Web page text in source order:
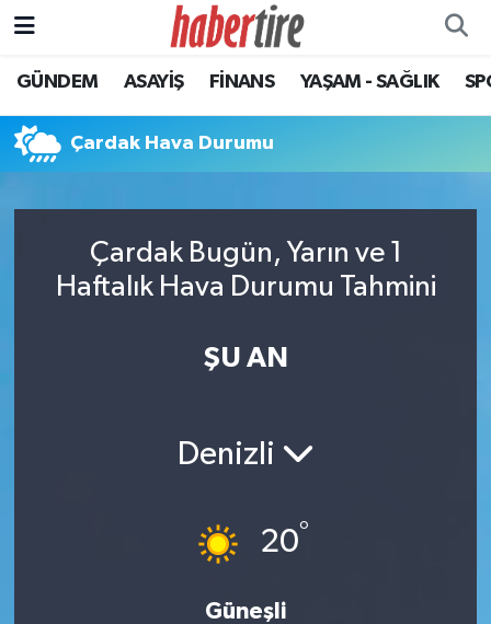
GÜNDEM ASAYİŞ FİNANS YAŞAM - SAĞLIK
Çardak Hava Durumu
Çardak Bugün, Yarın ve 1
Haftalık Hava Durumu Tahmini
ŞU AN
Denizli
20°
Güneşli
Tire Nöbetçi Eczaneler
Tire Hava Durumu
Süper Lig Puan Durumu ve Fikstür
Son Dakika Haberleri